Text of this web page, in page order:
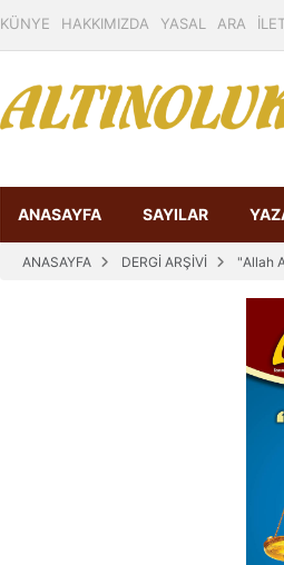
KÜNYE HAKKIMIZDA YASAL ARA
ANASAYFA SAYILAR
ANASAYFA DERGİ ARŞİVİ "Allah